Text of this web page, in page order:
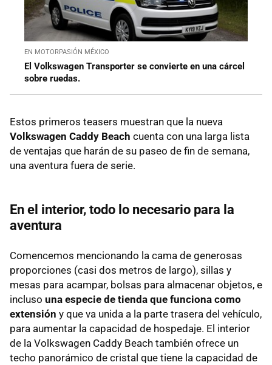
EN MOTORPASIÓN MÉXICO
El Volkswagen Transporter se convierte en una cárcel
sobre ruedas.
Estos primeros teasers muestran que la nueva
Volkswagen Caddy Beach cuenta con una larga lista
de ventajas que harán de su paseo de fin de semana,
una aventura fuera de serie.
En el interior, todo lo necesario para la
aventura
Comencemos mencionando la cama de generosas
proporciones (casi dos metros de largo), sillas y
mesas para acampar, bolsas para almacenar objetos, e
incluso una especie de tienda que funciona como
extensión y que va unida a la parte trasera del vehículo,
para aumentar la capacidad de hospedaje. El interior
de la Volkswagen Caddy Beach también ofrece un
techo panorámico de cristal que tiene la capacidad de